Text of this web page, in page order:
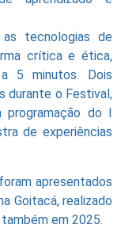
tecnologias de
crítica e ética,
5 minutos. Dois
durante o Festival,
do I
de experiências
apresentados
Goitacá, realizado
em 2025.